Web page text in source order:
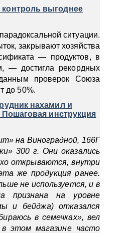
выгоднее
ситуации.
закрывают хозяйства
— продуктов, в
— достигла рекордных
проверок Союза
до 50%.
нахамил и
инструкция
на Виноградной, 166Г
300 г. Они оказались
открываются, внутри
же продукция ранее.
не используется, и в
признана на уровне
и бейджа) отказался
в семечках», вел
этом магазине часто